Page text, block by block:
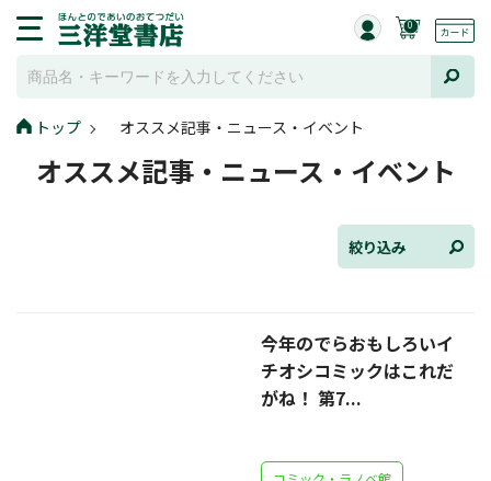
0
トップ オススメ記事・ニュース・イベント
オススメ記事・ニュース・イベント
絞り込み
トレーディングカード情報
今年のでらおもしろいイ
チオシコミックはこれだ
がね！ 第7...